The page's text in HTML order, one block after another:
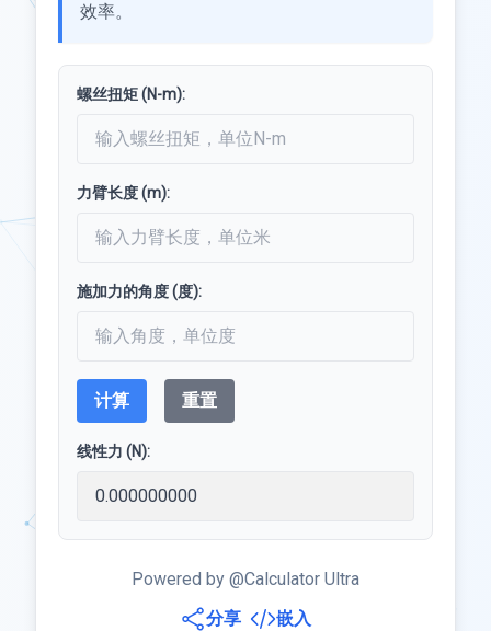
效率。
螺丝扭矩 (N-m):
力臂长度 (m):
施加力的角度 (度):
计算 重置
线性力 (N):
Powered by @Calculator Ultra
分享
嵌入